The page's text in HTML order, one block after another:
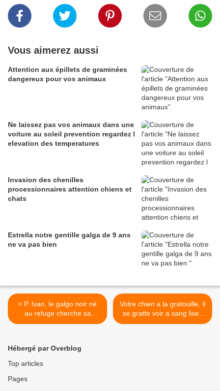
Vous aimerez aussi
Attention aux épillets de graminées
dangereux pour vos animaux
Ne laissez pas vos animaux dans une
voiture au soleil prevention regardez l
elevation des temperatures
Invasion des chenilles
processionnaires attention chiens et
chats
Estrella notre gentille galga de 9 ans
ne va pas bien
< P. Ivan, le galgo noir né
au refuge cherche sa
famille
Votre chien a la gratouille, il
se gratte voir a sang lisez
ceci! >
Hébergé par Overblog
Top articles
Pages